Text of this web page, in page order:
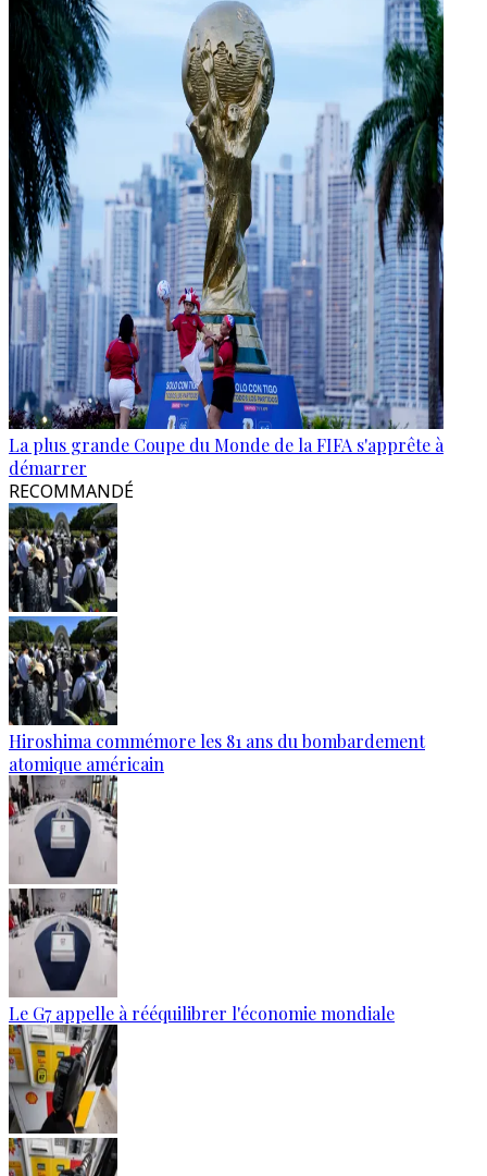
La plus grande Coupe du Monde de la FIFA s'apprête à
démarrer
RECOMMANDÉ
Hiroshima commémore les 81 ans du bombardement
atomique américain
Le G7 appelle à rééquilibrer l'économie mondiale